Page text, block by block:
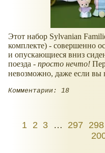
Этот набор Sylvanian
комплекте) - совершенно
и опускающиеся вниз
поезда - просто нечто!
невозможно, даже если вы
Комментарии: 18
1 2 3 … 297 298